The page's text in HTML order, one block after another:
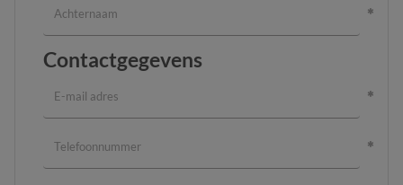
Contactgegevens